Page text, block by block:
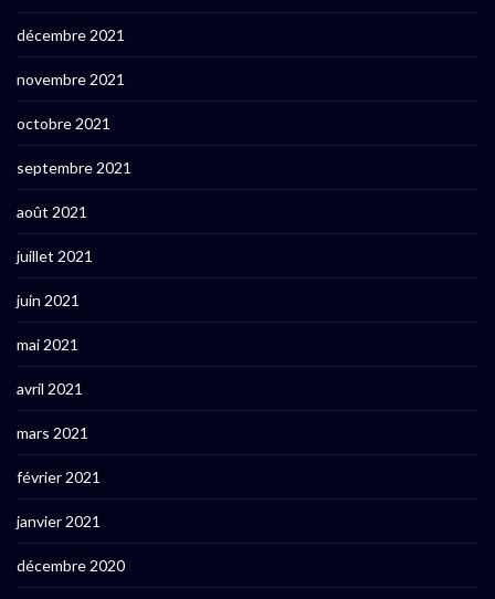
décembre 2021
novembre 2021
octobre 2021
septembre 2021
août 2021
juillet 2021
juin 2021
mai 2021
avril 2021
mars 2021
février 2021
janvier 2021
décembre 2020